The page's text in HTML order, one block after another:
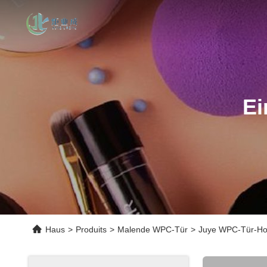
Haus > Produits > Malende WPC-Tür > Juye WPC-Tür-